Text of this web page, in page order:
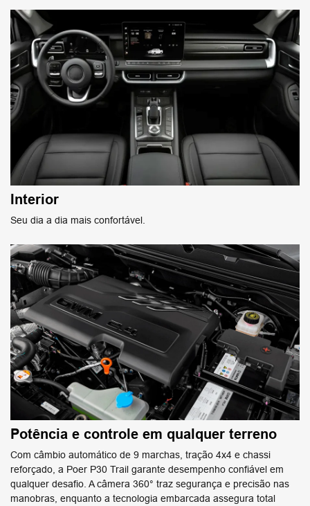
Interior
Seu dia a dia mais confortável.
Potência e controle em qualquer terreno
Com câmbio automático de 9 marchas, tração 4x4 e chassi
reforçado, a Poer P30 Trail garante desempenho confiável em
qualquer desafio. A câmera 360° traz segurança e precisão nas
manobras, enquanto a tecnologia embarcada assegura total